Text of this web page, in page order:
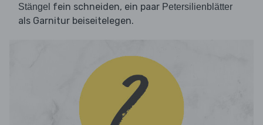
Stängel fein schneiden, ein paar Petersilienblätter
als Garnitur beiseitelegen.